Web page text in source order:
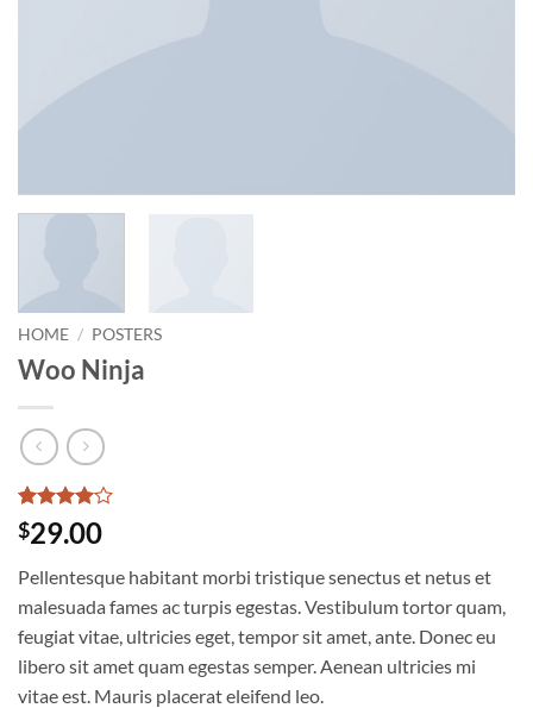
HOME / POSTERS
Woo Ninja
Rated4
out of 5
1
customer
rating
$29.00
Pellentesque habitant morbi tristique senectus et netus et
malesuada fames ac turpis egestas. Vestibulum tortor quam,
feugiat vitae, ultricies eget, tempor sit amet, ante. Donec eu
libero sit amet quam egestas semper. Aenean ultricies mi
vitae est. Mauris placerat eleifend leo.